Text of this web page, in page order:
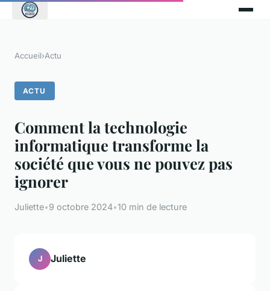
Accueil›Actu
ACTU
Comment la technologie
informatique transforme la
société que vous ne pouvez pas
ignorer
Juliette•9 octobre 2024•10 min de lecture
J Juliette